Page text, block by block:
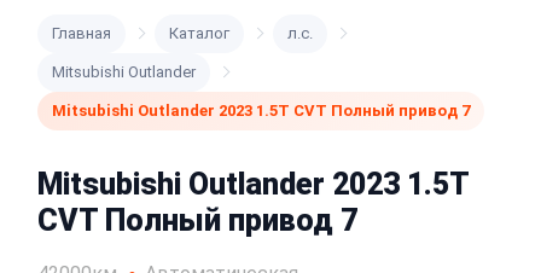
Главная Каталог л.с.
Mitsubishi Outlander
Mitsubishi Outlander 2023 1.5T CVT Полный привод 7
Mitsubishi Outlander 2023 1.5T
CVT Полный привод 7